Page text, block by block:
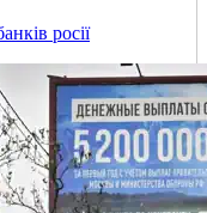
росії